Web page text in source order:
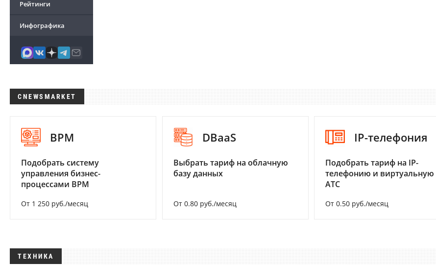
Рейтинги
Инфографика
CNEWSMARKET
BPM
Подобрать систему
управления бизнес-
процессами BPM
От 1 250 руб./месяц
DBaaS
Выбрать тариф на облачную
базу данных
От 0.80 руб./месяц
IP-телефония
Подобрать тариф на IP-
телефонию и виртуальную
АТС
От 0.50 руб./месяц
ТЕХНИКА